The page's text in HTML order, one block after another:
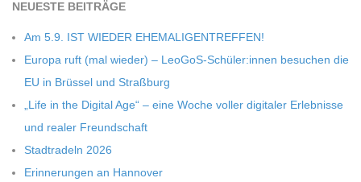
C
H
M
I
NEU­ESTE BEITRÄGE
Am 5.9. IST WIEDER EHEMALIGENTREFFEN!
Europa ruft (mal wie­der) – LeoGoS-Schüler:innen besu­chen die
EU in Brüs­sel und Straßburg
„Life in the Digi­tal Age“ – eine Woche vol­ler digi­ta­ler Erleb­nisse
und rea­ler Freundschaft
Stadt­ra­deln 2026
Erin­ne­run­gen an Hannover